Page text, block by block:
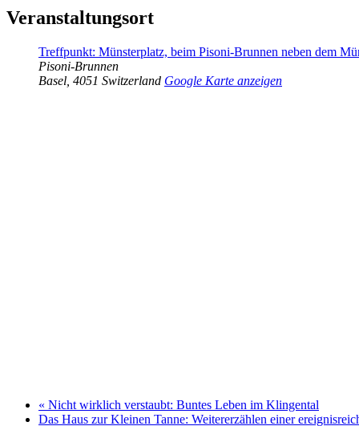
Veranstaltungsort
Treffpunkt: Münsterplatz, beim Pisoni-Brunnen neben dem
Pisoni-Brunnen
Basel 4051 Switzerland Google Karte anzeigen
« Nicht wirklich verstaubt: Buntes Leben im Klingental
Das Haus zur Kleinen Tanne: Weitererzählen einer